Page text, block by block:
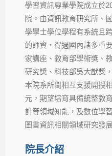
學習資訊專業學院成立於
院。由資訊教育研究所、
學學士學位學程有系統且
的師資，得過國內諸多重
家講座、教育部學術獎、
研究獎、科技部吳大猷獎
本院系所間相互支援開授
元，期望培育具備統整教
計等領域知能，及數位學
圖書資訊相關領域研究發
院長介紹